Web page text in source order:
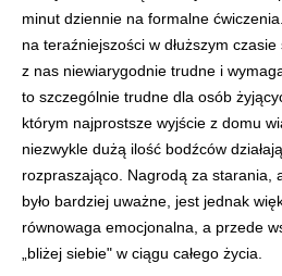
minut dziennie na formalne
na teraźniejszości w dłuższym
z nas niewiarygodnie trudne i
to szczególnie trudne dla osób
którym najprostsze wyjście z domu
niezwykle dużą ilość bodźców
rozpraszająco. Nagrodą za starania,
było bardziej uważne, jest jednak
równowaga emocjonalna, a przede
„bliżej siebie" w ciągu całego życia.